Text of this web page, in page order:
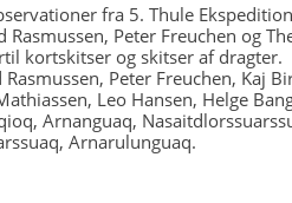
fra 5. Thule
Peter Freuchen og
kortskitser og skitser af dragter.
Rasmussen, Peter Freuchen, Kaj
Leo Hansen, Helge
Arnanguaq,
Arnarulunguaq.